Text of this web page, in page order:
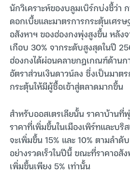
นักวิเคราะห์ของบลูมเบิร์กบ่งชี้ว่า
ดอกเบี้ยและมาตรการกระตุ้นเศร
อสังหาฯ ของฮ่องกงพุ่งสูงขึ้น หลัง
เกือบ 30% จากระดับสูงสุดในปี
ฮ่องกงได้ผ่อนคลายกฎเกณฑ์ด้านก
อัตราส่วนเงินดาวน์ลง ซึ่งเป็นมาต
กระตุ้นให้มีผู้ซื้อเข้าสู่ตลาดมากขึ้น
สำหรับออสเตรเลียนั้น ราคาบ้าน
ราคาที่เพิ่มขึ้นในเมืองเพิร์ทและบริ
จะเพิ่มขึ้น 15% และ 10% ตามลำ
อย่างรวดเร็วในปีนี้ ขณะที่ราคาอสั
เพิ่มขึ้นเพียง 5% เท่านั้น